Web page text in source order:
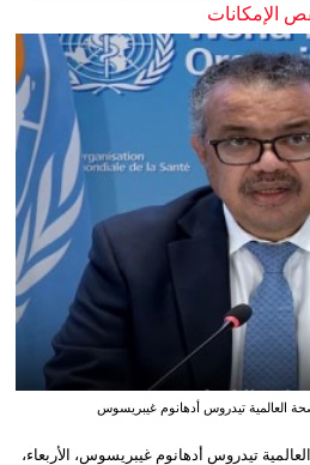
الإمكانات
العالمية تيدروس أدهانوم غيبريسوس
تيدروس أدهانوم غيبريسوس، الأربعاء،